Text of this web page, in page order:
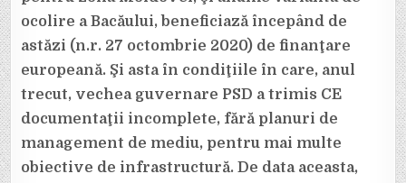
ocolire a Bacăului, beneficiază începând de
astăzi (n.r. 27 octombrie 2020) de finanţare
europeană. Şi asta în condiţiile în care, anul
trecut, vechea guvernare PSD a trimis CE
documentaţii incomplete, fără planuri de
management de mediu, pentru mai multe
obiective de infrastructură. De data aceasta,